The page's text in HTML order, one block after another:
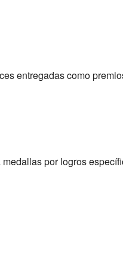
entregadas como
por logros